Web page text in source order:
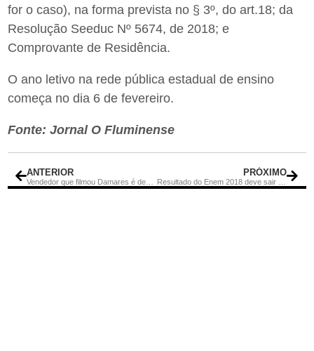
for o caso), na forma prevista no § 3º, do art.18; da
Resolução Seeduc Nº 5674, de 2018; e
Comprovante de Residência.
O ano letivo na rede pública estadual de ensino
começa no dia 6 de fevereiro.
Fonte: Jornal O Fluminense
ANTERIOR
Vendedor que filmou Damares é demitido de loja de roupas
PRÓXIMO